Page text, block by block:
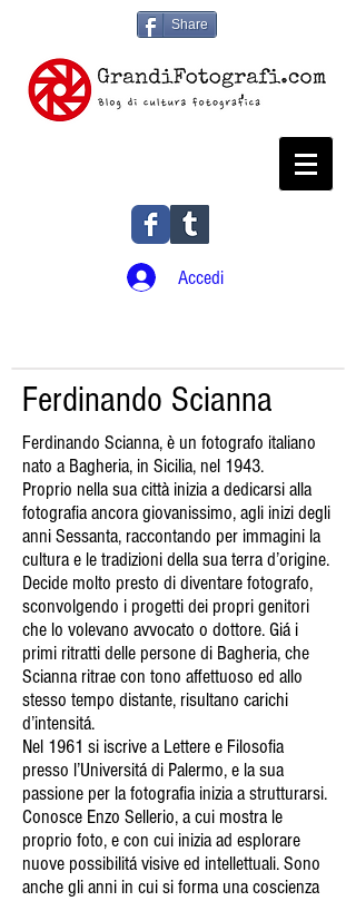
Share
Accedi
Ferdinando Scianna
Ferdinando Scianna, è un fotografo italiano
nato a Bagheria, in Sicilia, nel 1943.
Proprio nella sua città inizia a dedicarsi alla
fotografia ancora giovanissimo, agli inizi degli
anni Sessanta, raccontando per immagini la
cultura e le tradizioni della sua terra d’origine.
Decide molto presto di diventare fotografo,
sconvolgendo i progetti dei propri genitori
che lo volevano avvocato o dottore. Giá i
primi ritratti delle persone di Bagheria, che
Scianna ritrae con tono affettuoso ed allo
stesso tempo distante, risultano carichi
d’intensitá.
Nel 1961 si iscrive a Lettere e Filosofia
presso l’Universitá di Palermo, e la sua
passione per la fotografia inizia a strutturarsi.
Conosce Enzo Sellerio, a cui mostra le
proprio foto, e con cui inizia ad esplorare
nuove possibilitá visive ed intellettuali. Sono
anche gli anni in cui si forma una coscienza